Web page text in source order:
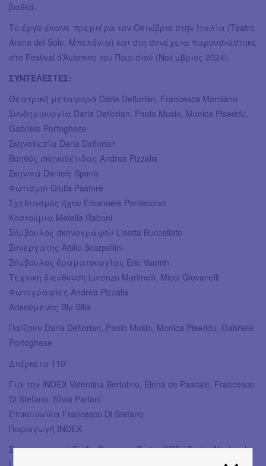
βαθιά.
Το έργο έκανε πρεμιέρα τον Οκτώβριο στην Ιταλία (Teatro
Arena del Sole, Μπολόνια) και στη συνέχεια παρουσιάστηκε
στο Festival d’Automne του Παρισιού (Νοέμβριος 2024).
ΣΥΝΤΕΛΕΣΤΕΣ:
Θεατρική μεταφορά Daria Deflorian, Francesca Marciano
Συνδημιουργία Daria Deflorian, Paolo Musio, Monica Piseddu,
Gabriele Portoghese
Σκηνοθεσία Daria Deflorian
Βοηθός σκηνοθέτιδας Andrea Pizzalis
Σκηνικά Daniele Spanò
Φωτισμοί Giulia Pastore
Σχεδιασμός ήχου Emanuele Pontecorvo
Κοστούμια Metella Raboni
Σύμβουλος σκηνογράφου Lisetta Buccellato
Συνεργάτης Attilio Scarpellini
Σύμβουλος δραματουργίας Eric Vautrin
Τεχνική διεύθυνση Lorenzo Martinelli, Micol Giovanelli
Φωτογραφίες Andrea Pizzalis
Ασκούμενος Blu Silla
Παίζουν Daria Deflorian, Paolo Musio, Monica Piseddu, Gabriele
Portoghese
Διάρκεια 110΄
Για την INDEX Valentina Bertolino, Elena de Pascale, Francesco
Di Stefano, Silvia Parlani
Επικοινωνία Francesco Di Stefano
Παραγωγή INDEX
Συμπαραγωγή Emilia Romagna Teatro ERT / Teatro Nazionale;